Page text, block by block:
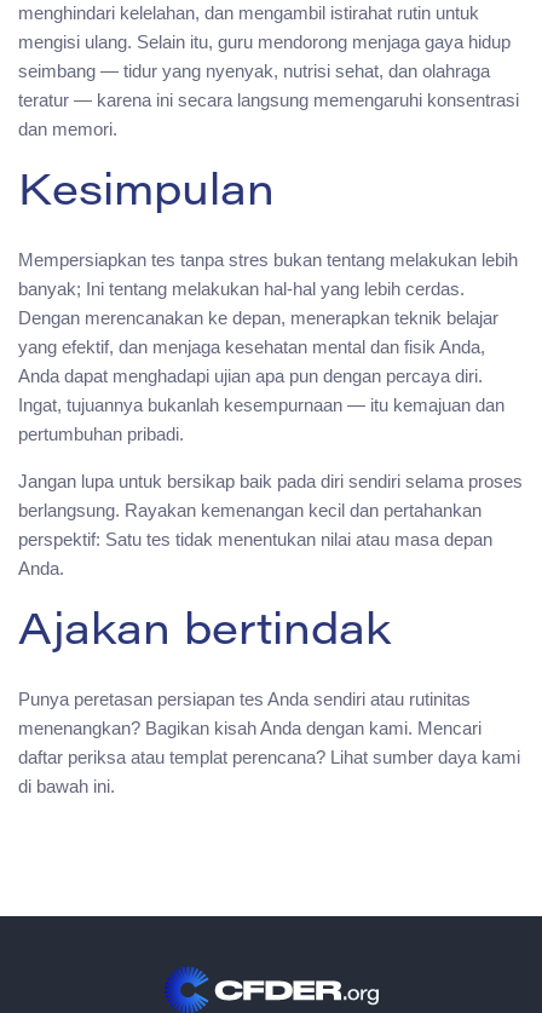
menghindari kelelahan, dan mengambil istirahat rutin untuk
mengisi ulang. Selain itu, guru mendorong menjaga gaya hidup
seimbang — tidur yang nyenyak, nutrisi sehat, dan olahraga
teratur — karena ini secara langsung memengaruhi konsentrasi
dan memori.
Kesimpulan
Mempersiapkan tes tanpa stres bukan tentang melakukan lebih
banyak; Ini tentang melakukan hal-hal yang lebih cerdas.
Dengan merencanakan ke depan, menerapkan teknik belajar
yang efektif, dan menjaga kesehatan mental dan fisik Anda,
Anda dapat menghadapi ujian apa pun dengan percaya diri.
Ingat, tujuannya bukanlah kesempurnaan — itu kemajuan dan
pertumbuhan pribadi.
Jangan lupa untuk bersikap baik pada diri sendiri selama proses
berlangsung. Rayakan kemenangan kecil dan pertahankan
perspektif: Satu tes tidak menentukan nilai atau masa depan
Anda.
Ajakan bertindak
Punya peretasan persiapan tes Anda sendiri atau rutinitas
menenangkan? Bagikan kisah Anda dengan kami. Mencari
daftar periksa atau templat perencana? Lihat sumber daya kami
di bawah ini.